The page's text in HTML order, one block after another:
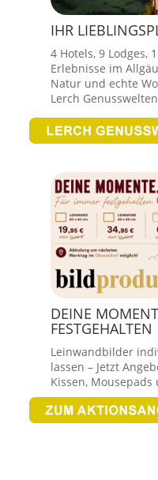
IHR
4 Hotels, 9 Lodges,
Erlebnisse im
Natur und echte
Lerch
DEINE
FESTGEHALTEN
Leinwandbilder
lassen – Jetzt
Kissen,